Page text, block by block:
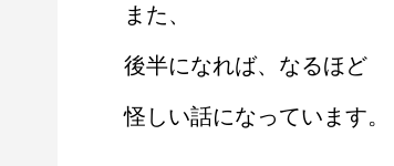
また、
後半になれば、なるほど
怪しい話になっています。